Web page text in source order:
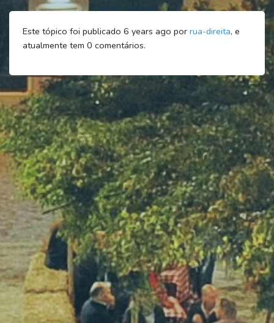
Este tópico foi publicado 6 years ago por rua-direita, e
atualmente tem 0 comentários.